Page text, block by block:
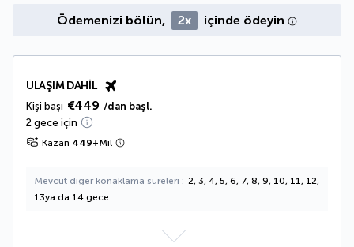
Ödemenizi bölün, 2x içinde ödeyin
ULAŞIM DAHIL
Kişi başı €449 /dan başl.
2 gece için
Kazan 449+Mil
Mevcut diğer konaklama süreleri
2, 3, 4, 5, 6, 7, 8, 9, 10, 11, 12,
13ya da 14 gece